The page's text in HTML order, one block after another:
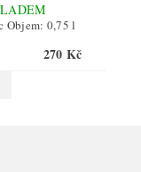
Objem: 0,75 l
270 Kč